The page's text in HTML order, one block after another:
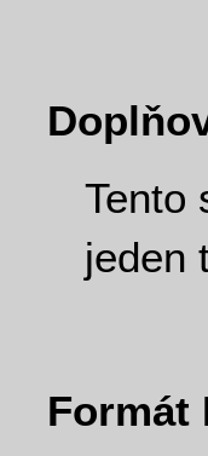
Tento
jeden
Formát